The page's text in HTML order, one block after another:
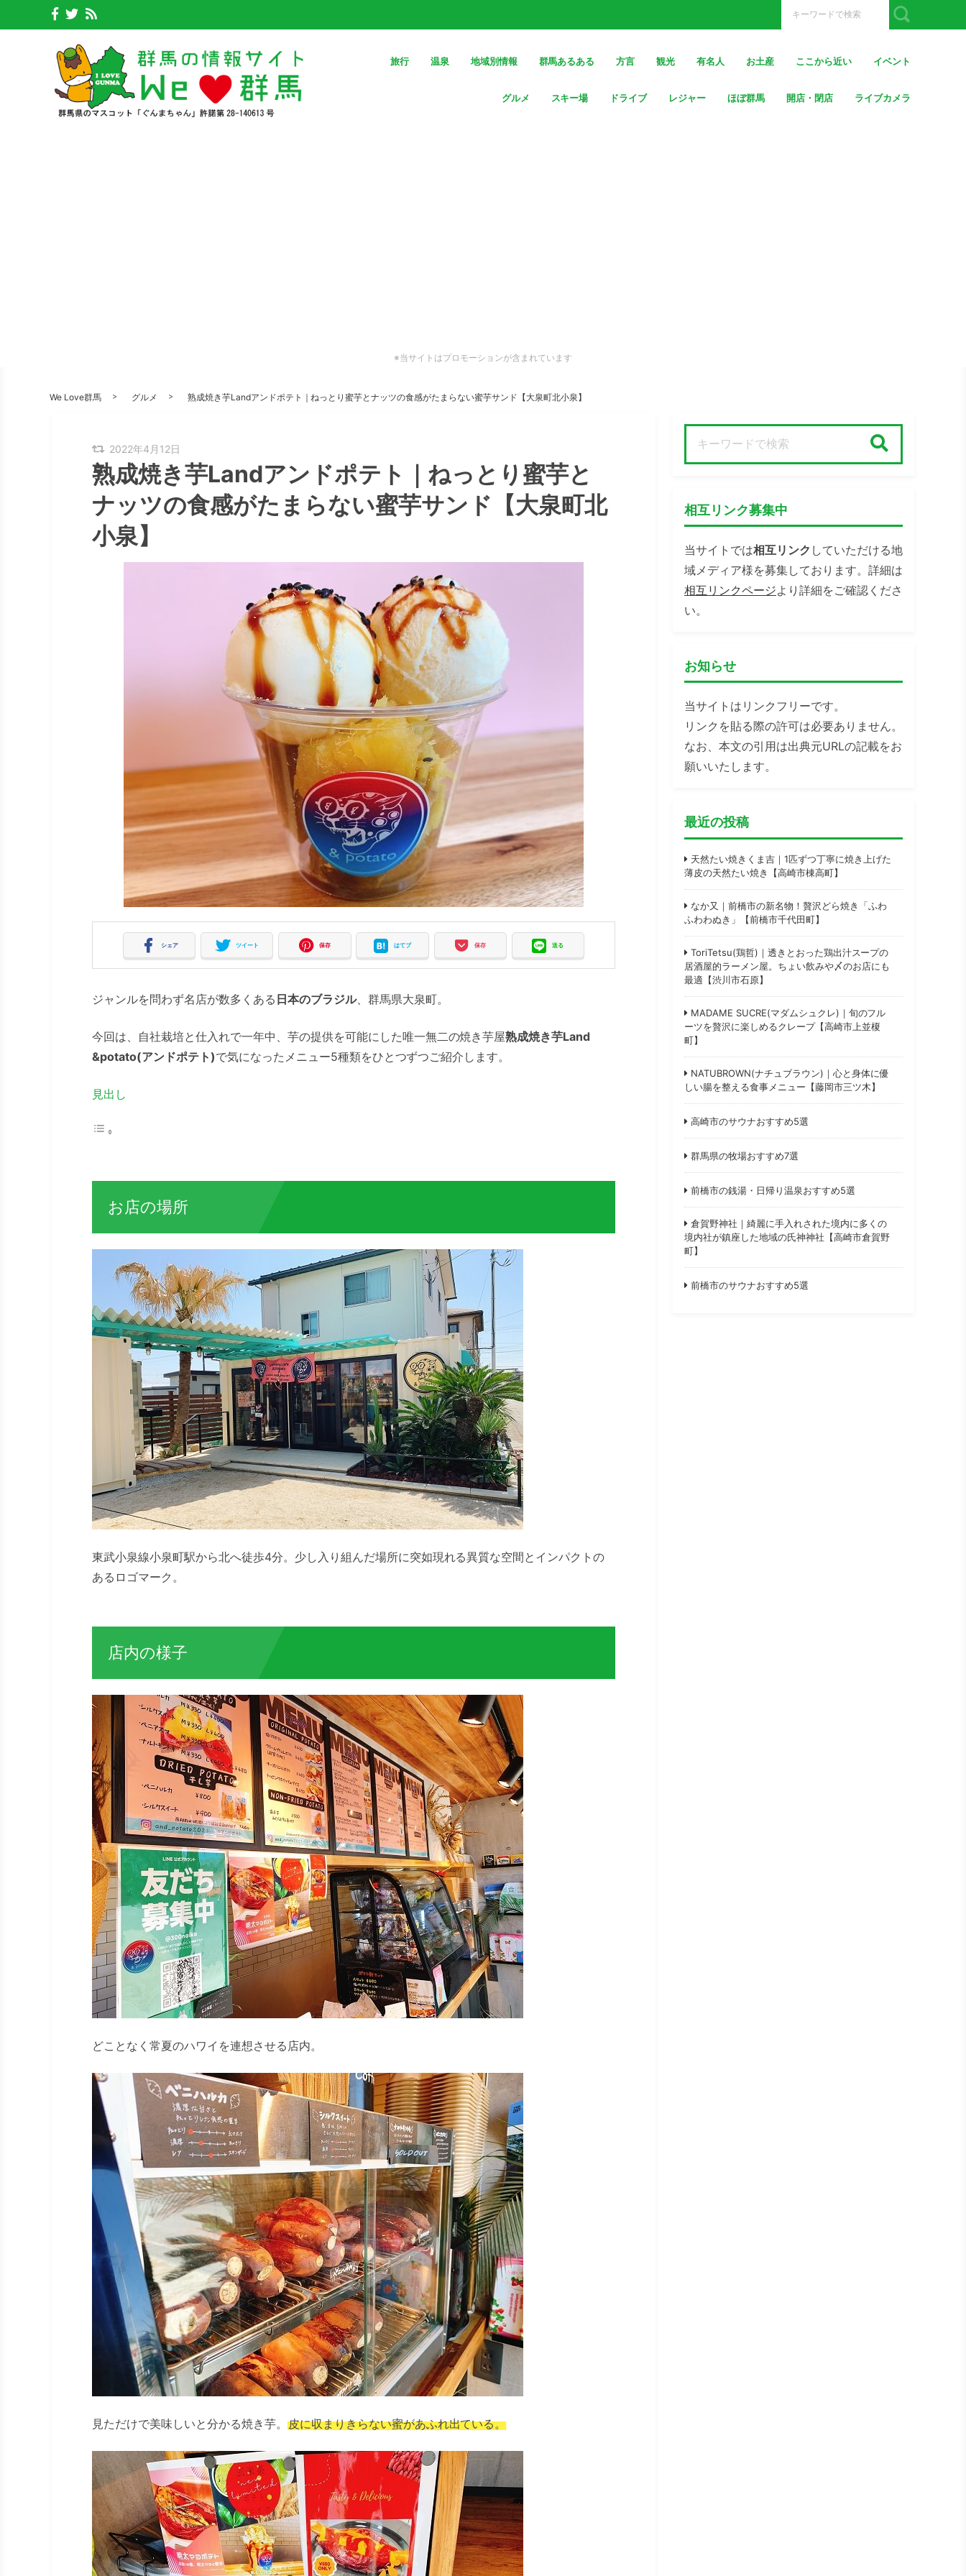
旅行 温泉 地域別情報 群馬あるある 方言 観光 有名人 お土産 ここから近い イベント
グルメ スキー場 ドライブ レジャー ほぼ群馬 開店・閉店 ライブカメラ
※当サイトはプロモーションが含まれています
We Love群馬 グルメ 熟成焼き芋Landアンドポテト｜ねっとり蜜芋とナッツの食感がたまらない蜜芋サンド【大泉町北小泉】
2022年4月12日
熟成焼き芋Landアンドポテト｜ねっとり蜜芋と
ナッツの食感がたまらない蜜芋サンド【大泉町北
小泉】
シェア ツイート 保存 はてブ 保存 送る
ジャンルを問わず名店が数多くある 日本のブラジル、群馬県大泉町。
今回は、自社栽培と仕入れで一年中、芋の提供を可能にした唯一無二の焼き芋屋熟成焼き芋Land
&potato(アンドポテト)で気になったメニュー5種類をひとつずつご紹介します。
見出し
お店の場所
東武小泉線小泉町駅から北へ徒歩4分。少し入り組んだ場所に突如現れる異質な空間とインパクトの
あるロゴマーク。
店内の様子
どことなく常夏のハワイを連想させる店内。
見ただけで美味しいと分かる焼き芋。 皮に収まりきらない蜜があふれ出ている。
相互リンク募集中
当サイトでは相互リンク していただける地
域メディア様を募集しております。詳細は
相互リンクページより詳細をご確認くださ
い。
お知らせ
当サイトはリンクフリーです。
リンクを貼る際の許可は必要ありません。
なお、本文の引用は出典元URLの記載をお
願いいたします。
最近の投稿
天然たい焼きくま吉｜1匹ずつ丁寧に焼き上げた
薄皮の天然たい焼き【高崎市棟高町】
なか又｜前橋市の新名物！贅沢どら焼き「ふわ
ふわわぬき」【前橋市千代田町】
ToriTetsu(鶏哲)｜透きとおった鶏出汁スープの
居酒屋的ラーメン屋。ちょい飲みや〆のお店にも
最適【渋川市石原】
MADAME SUCRE(マダムシュクレ)｜旬のフル
ーツを贅沢に楽しめるクレープ【高崎市上並榎
町】
NATUBROWN(ナチュブラウン)｜心と身体に優
しい腸を整える食事メニュー【藤岡市三ツ木】
高崎市のサウナおすすめ5選
群馬県の牧場おすすめ7選
前橋市の銭湯・日帰り温泉おすすめ5選
倉賀野神社｜綺麗に手入れされた境内に多くの
境内社が鎮座した地域の氏神神社【高崎市倉賀野
町】
前橋市のサウナおすすめ5選